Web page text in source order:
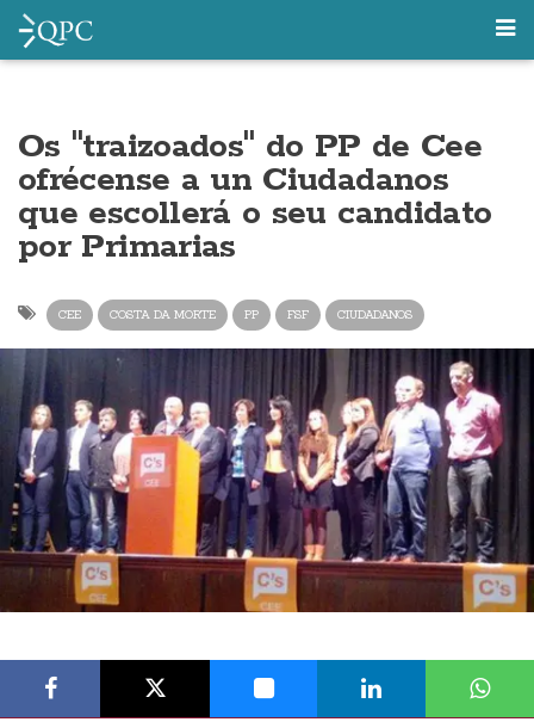
Os "traizoados" do PP de Cee
ofrécense a un Ciudadanos
que escollerá o seu candidato
por Primarias
CEE COSTA DA MORTE PP FSF CIUDADANOS